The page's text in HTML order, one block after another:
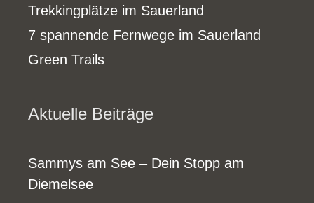
Trekkingplätze im Sauerland
7 spannende Fernwege im Sauerland
Green Trails
Aktuelle Beiträge
Sammys am See – Dein Stopp am
Diemelsee